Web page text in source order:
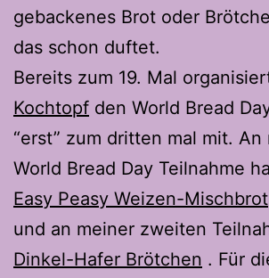
gebackenes Brot oder
das schon duftet.
Bereits zum 19. Mal
Kochtopf den World Bread
“erst” zum dritten mal mit.
World Bread Day Teilnahme
Easy Peasy Weizen-Mischbrot
und an meiner zweiten
Dinkel-Hafer Brötchen . Für